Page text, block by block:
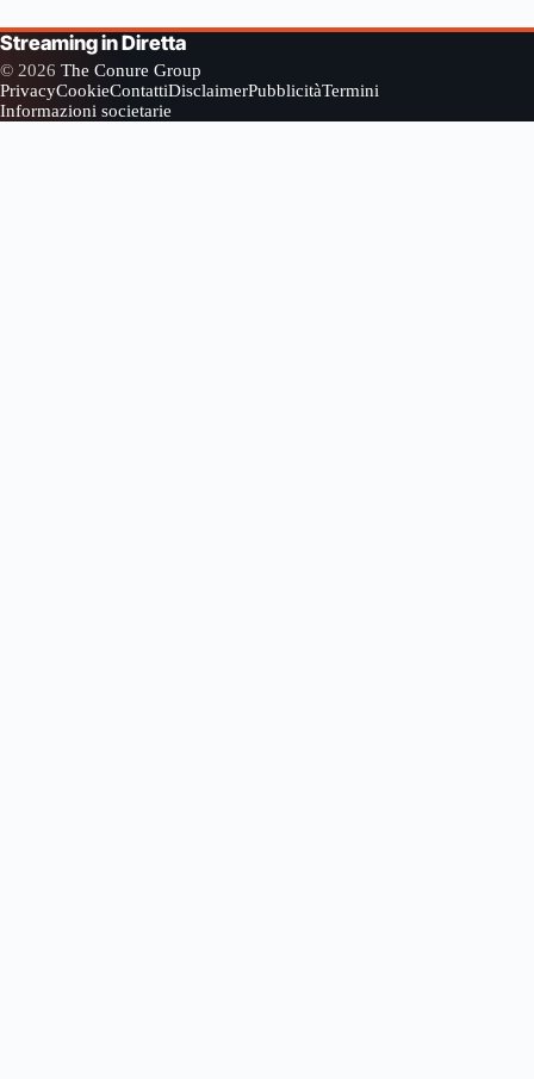
Streaming in Diretta
© 2026 The Conure Group
PrivacyCookieContattiDisclaimerPubblicitàTermini
Informazioni societarie